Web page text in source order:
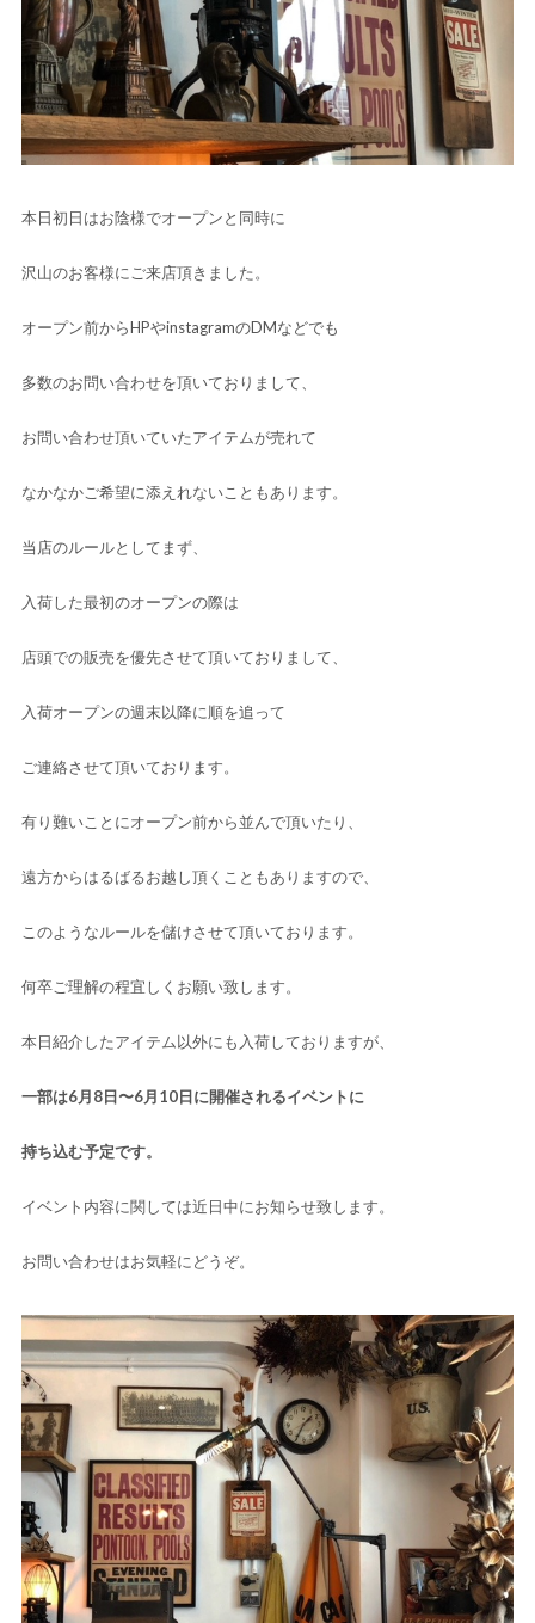
本日初日はお陰様でオープンと同時に
沢山のお客様にご来店頂きました。
オープン前からHPやinstagramのDMなどでも
多数のお問い合わせを頂いておりまして、
お問い合わせ頂いていたアイテムが売れて
なかなかご希望に添えれないこともあります。
当店のルールとしてまず、
入荷した最初のオープンの際は
店頭での販売を優先させて頂いておりまして、
入荷オープンの週末以降に順を追って
ご連絡させて頂いております。
有り難いことにオープン前から並んで頂いたり、
遠方からはるばるお越し頂くこともありますので、
このようなルールを儲けさせて頂いております。
何卒ご理解の程宜しくお願い致します。
本日紹介したアイテム以外にも入荷しておりますが、
一部は6月8日〜6月10日に開催されるイベントに
持ち込む予定です。
イベント内容に関しては近日中にお知らせ致します。
お問い合わせはお気軽にどうぞ。